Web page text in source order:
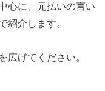
心に、元払いの言い
紹介します。
広げてください。